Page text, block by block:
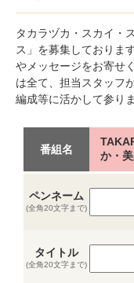
タカラヅカ・スカイ・
ス」を募集しておりま
やメッセージをお寄せ
は全て、担当スタッフ
編成等に活かして参りま
番組名
か・美
ペンネーム
(全角20文字まで)
タイトル
(全角20文字まで)